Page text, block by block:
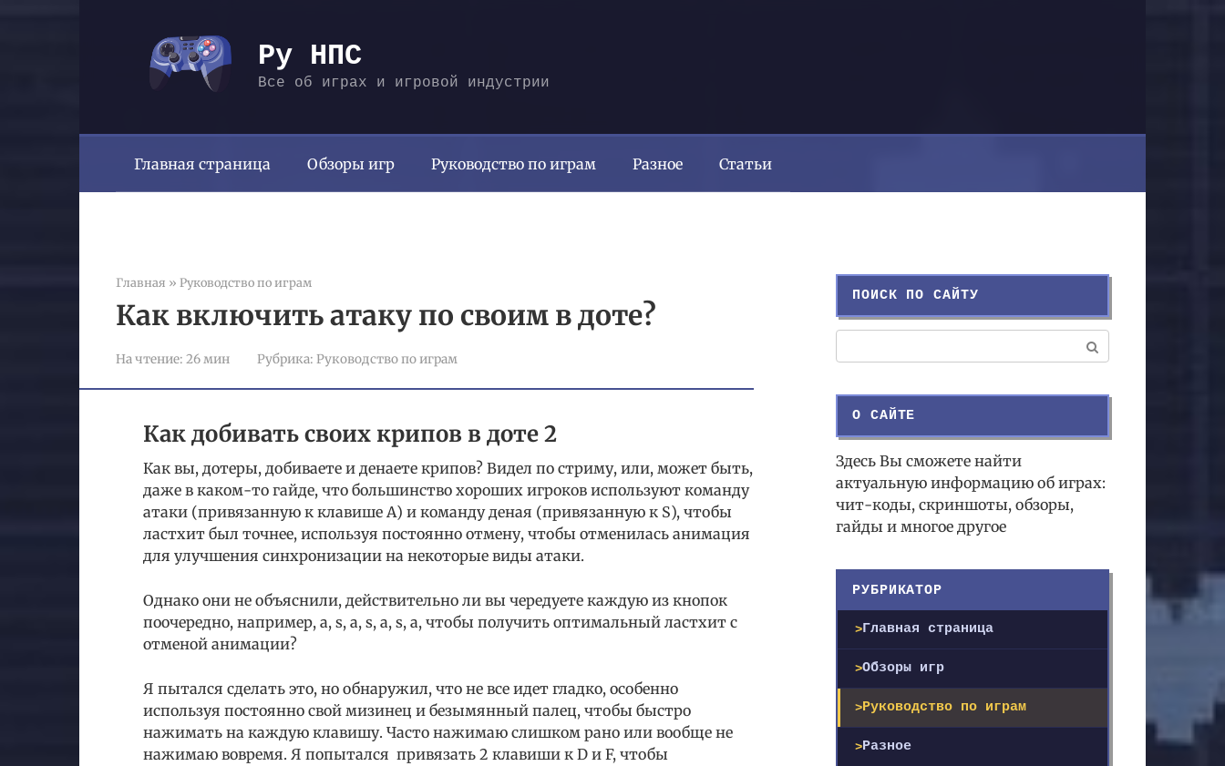
Ру НПС
Все об играх и игровой индустрии
Главная страница Обзоры игр Руководство по играм Разное Статьи
Главная » Руководство по играм
Как включить атаку по своим в доте?
На чтение: 26 мин Рубрика: Руководство по играм
Как добивать своих крипов в доте 2
Как вы, дотеры, добиваете и денаете крипов? Видел по стриму, или, может быть,
даже в каком-то гайде, что большинство хороших игроков используют команду
атаки (привязанную к клавише A) и команду деная (привязанную к S), чтобы
ластхит был точнее, используя постоянно отмену, чтобы отменилась анимация
для улучшения синхронизации на некоторые виды атаки.
Однако они не объяснили, действительно ли вы чередуете каждую из кнопок
поочередно, например, a, s, a, s, a, s, a, чтобы получить оптимальный ластхит с
отменой анимации?
Я пытался сделать это, но обнаружил, что не все идет гладко, особенно
используя постоянно свой мизинец и безымянный палец, чтобы быстро
нажимать на каждую клавишу. Часто нажимаю слишком рано или вообще не
нажимаю вовремя. Я попытался привязать 2 клавиши к D и F, чтобы
ПОИСК ПО САЙТУ
О САЙТЕ
Здесь Вы сможете найти
актуальную информацию об играх:
чит-коды, скриншоты, обзоры,
гайды и многое другое
РУБРИКАТОР
Главная страница
Обзоры игр
Руководство по играм
Разное